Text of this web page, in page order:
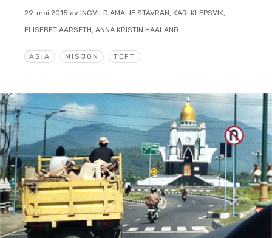
ASIA MISJON TEFT
29. mai 2015 av INGVILD AMALIE STAVRAN, KARI KLEPSVIK,
ELISEBET AARSETH, ANNA KRISTIN HAALAND